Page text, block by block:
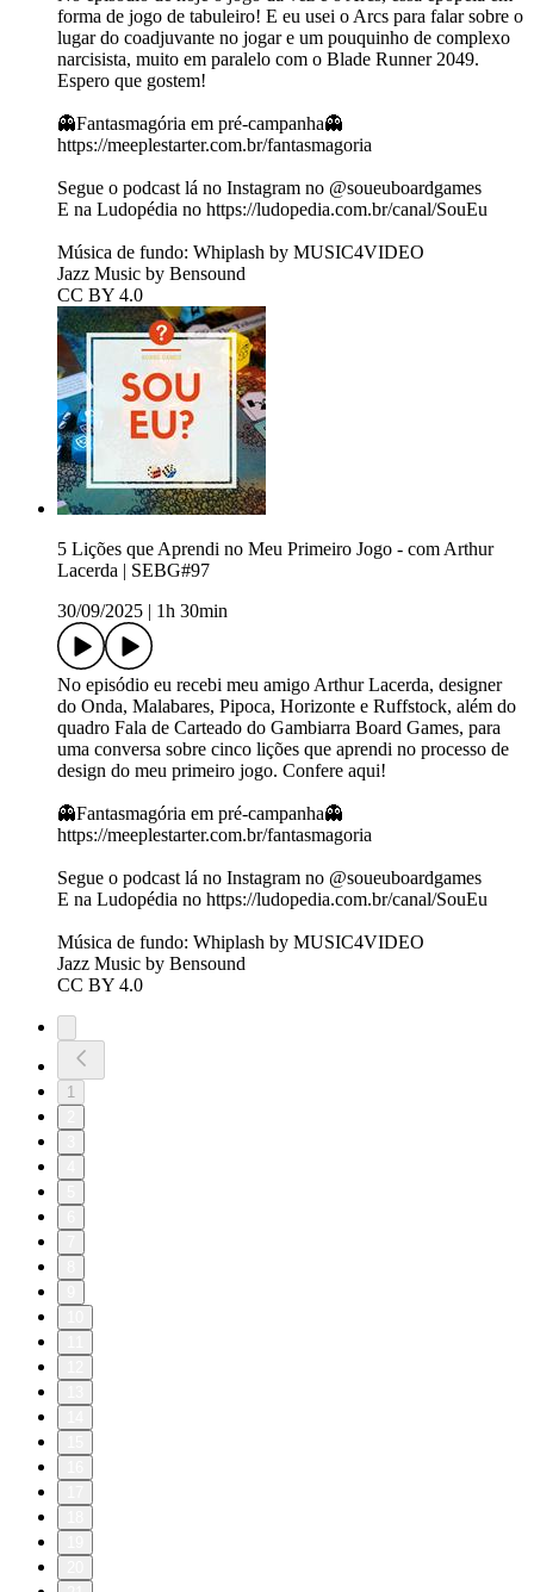
forma de jogo de tabuleiro! E eu usei o Arcs para falar sobre o
lugar do coadjuvante no jogar e um pouquinho de complexo
narcisista, muito em paralelo com o Blade Runner 2049.
Espero que gostem!
👻Fantasmagória em pré-campanha👻
https://meeplestarter.com.br/fantasmagoria
Segue o podcast lá no Instagram no ⁠⁠⁠⁠⁠⁠⁠⁠⁠⁠⁠⁠⁠⁠⁠⁠⁠⁠⁠⁠⁠⁠⁠⁠⁠⁠@soueuboardgames⁠⁠⁠⁠⁠⁠⁠⁠⁠⁠⁠⁠⁠⁠⁠⁠⁠⁠⁠⁠⁠⁠⁠⁠⁠⁠
E na Ludopédia no ⁠⁠⁠⁠⁠⁠⁠⁠⁠⁠⁠⁠⁠⁠⁠⁠⁠⁠⁠⁠⁠⁠⁠⁠⁠⁠⁠⁠⁠⁠⁠⁠⁠⁠⁠⁠https://ludopedia.com.br/canal/SouEu⁠⁠⁠⁠⁠⁠⁠⁠⁠⁠⁠⁠⁠⁠⁠⁠⁠⁠⁠⁠⁠⁠⁠⁠⁠⁠⁠⁠⁠⁠⁠⁠⁠⁠⁠⁠
Música de fundo: Whiplash by MUSIC4VIDEO
Jazz Music by Bensound
CC BY 4.0
5 Lições que Aprendi no Meu Primeiro Jogo - com Arthur
Lacerda | SEBG#97
30/09/2025
1h 30min
No episódio eu recebi meu amigo Arthur Lacerda, designer
do Onda, Malabares, Pipoca, Horizonte e Ruffstock, além do
quadro Fala de Carteado do Gambiarra Board Games, para
uma conversa sobre cinco lições que aprendi no processo de
design do meu primeiro jogo. Confere aqui!
👻Fantasmagória em pré-campanha👻
https://meeplestarter.com.br/fantasmagoria
Segue o podcast lá no Instagram no ⁠⁠⁠⁠⁠⁠⁠⁠⁠⁠⁠⁠⁠⁠⁠⁠⁠⁠⁠⁠⁠⁠⁠⁠⁠⁠@soueuboardgames⁠⁠⁠⁠⁠⁠⁠⁠⁠⁠⁠⁠⁠⁠⁠⁠⁠⁠⁠⁠⁠⁠⁠⁠⁠⁠
E na Ludopédia no ⁠⁠⁠⁠⁠⁠⁠⁠⁠⁠⁠⁠⁠⁠⁠⁠⁠⁠⁠⁠⁠⁠⁠⁠⁠⁠⁠⁠⁠⁠⁠⁠⁠⁠⁠⁠https://ludopedia.com.br/canal/SouEu⁠⁠⁠⁠⁠⁠⁠⁠⁠⁠⁠⁠⁠⁠⁠⁠⁠⁠⁠⁠⁠⁠⁠⁠⁠⁠⁠⁠⁠⁠⁠⁠⁠⁠⁠⁠
Música de fundo: Whiplash by MUSIC4VIDEO
Jazz Music by Bensound
CC BY 4.0
1